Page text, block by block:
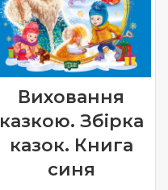
Виховання
казкою. Збірка
казок. Книга
синя